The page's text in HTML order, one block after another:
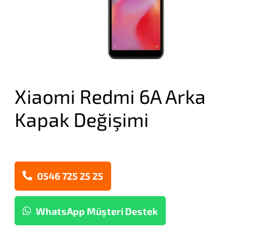
Xiaomi Redmi 6A Arka
Kapak Değişimi
0546 725 25 25
WhatsApp Müşteri Destek